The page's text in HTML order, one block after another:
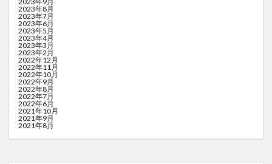
2023年8月
2023年7月
2023年6月
2023年5月
2023年4月
2023年3月
2023年2月
2022年12月
2022年11月
2022年10月
2022年9月
2022年8月
2022年7月
2022年6月
2021年10月
2021年9月
2021年8月